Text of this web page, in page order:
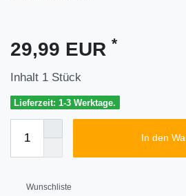
29,99 EUR *
Inhalt 1 Stück
Lieferzeit: 1-3 Werktage.
In den
Wunschliste